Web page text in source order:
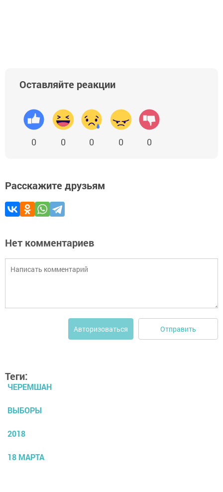
Оставляйте реакции
0 0 0 0 0
Расскажите друзьям
Нет комментариев
Авторизоваться Отправить
Теги:
ЧЕРЕМШАН
ВЫБОРЫ
2018
18 МАРТА